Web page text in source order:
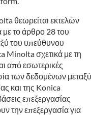
θεωρείται εκτελών
το άρθρο 28 του
του υπεύθυνου
Minolta σχετικά με τη
από εσωτερικές
των δεδομένων μεταξύ
και της Konica
επεξεργασίας
την επεξεργασία για